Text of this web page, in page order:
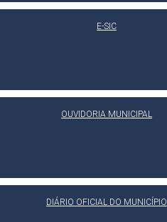
E-SIC
OUVIDORIA MUNICIPAL
DIÁRIO OFICIAL DO MUNICÍPIO